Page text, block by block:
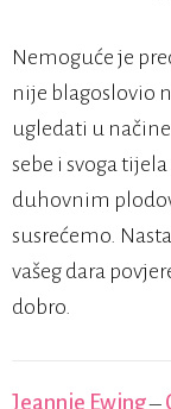
Nemoguće je
nije blagoslovio
ugledati u
sebe i svoga
duhovnim
susrećemo.
vašeg dara
dobro.
Jeannie Ewing–